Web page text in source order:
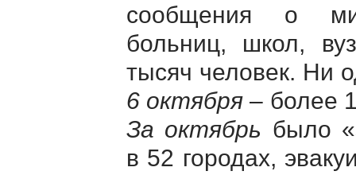
сообщения о
больниц, школ,
тысяч человек. Ни
6 октября– более
За октябрь было
в 52 городах,